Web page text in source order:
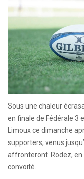
Sous une chaleur
en finale de Fédérale 3
Limoux ce dimanche
supporters, venus
affronteront Rodez, en
convoité.